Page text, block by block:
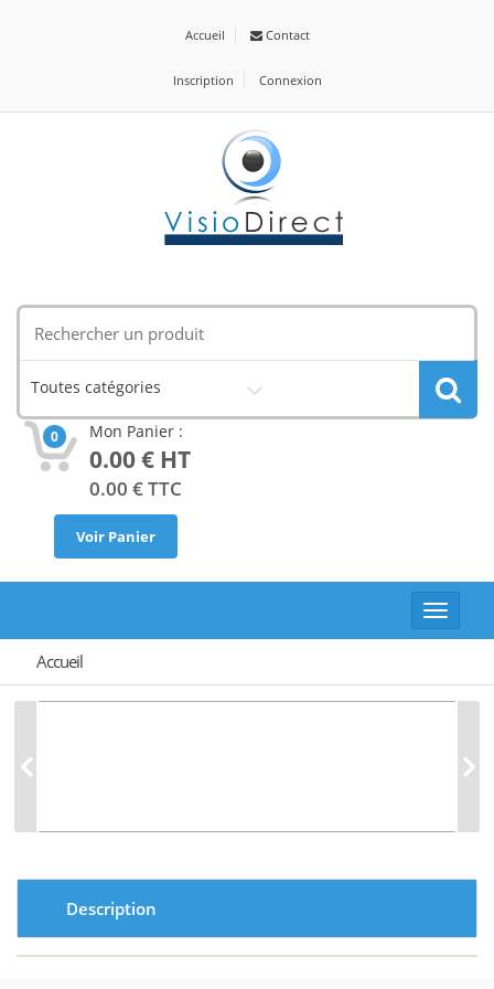
Accueil Contact
Inscription Connexion
Toutes catégories
0 Mon Panier :
0.00€ HT
0.00 € TTC
Voir Panier
Toggle
Accueil
Description